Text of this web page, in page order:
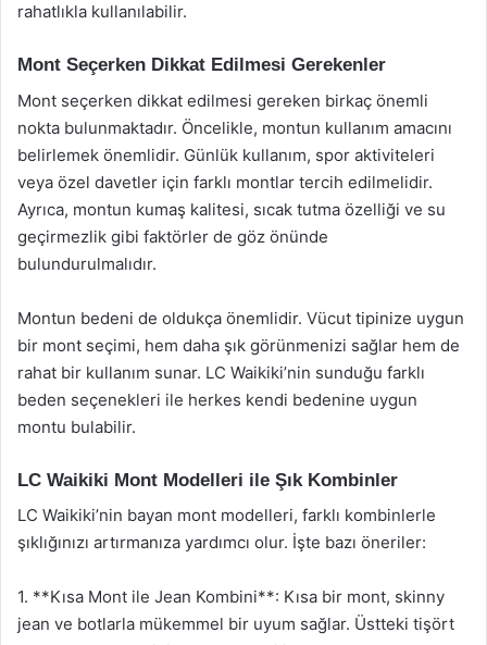
rahatlıkla kullanılabilir.
Mont Seçerken Dikkat Edilmesi Gerekenler
Mont seçerken dikkat edilmesi gereken birkaç önemli
nokta bulunmaktadır. Öncelikle, montun kullanım amacını
belirlemek önemlidir. Günlük kullanım, spor aktiviteleri
veya özel davetler için farklı montlar tercih edilmelidir.
Ayrıca, montun kumaş kalitesi, sıcak tutma özelliği ve su
geçirmezlik gibi faktörler de göz önünde
bulundurulmalıdır.
Montun bedeni de oldukça önemlidir. Vücut tipinize uygun
bir mont seçimi, hem daha şık görünmenizi sağlar hem de
rahat bir kullanım sunar. LC Waikiki’nin sunduğu farklı
beden seçenekleri ile herkes kendi bedenine uygun
montu bulabilir.
LC Waikiki Mont Modelleri ile Şık Kombinler
LC Waikiki’nin bayan mont modelleri, farklı kombinlerle
şıklığınızı artırmanıza yardımcı olur. İşte bazı öneriler:
1. **Kısa Mont ile Jean Kombini**: Kısa bir mont, skinny
jean ve botlarla mükemmel bir uyum sağlar. Üstteki tişört